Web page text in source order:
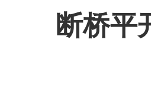
断桥平